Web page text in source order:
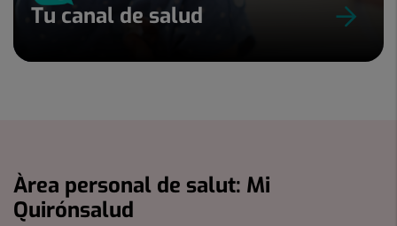
Tu canal de salud
Àrea personal de salut: Mi
Quirónsalud